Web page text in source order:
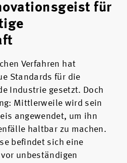
für
Verfahren hat
Standards für die
Industrie gesetzt. Doch
Mittlerweile wird sein
angewendet, um ihn
haltbar zu machen.
befindet sich eine
unbeständigen